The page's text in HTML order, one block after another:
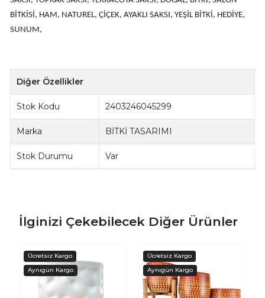
BİTKİSİ, HAM, NATUREL, ÇİÇEK, AYAKLI SAKSI, YEŞİL BİTKİ, HEDİYE,
SUNUM,
Diğer Özellikler
Stok Kodu 2403246045299
Marka BİTKİ TASARIMI
Stok Durumu Var
İlginizi Çekebilecek Diğer Ürünler